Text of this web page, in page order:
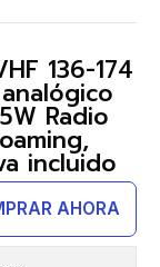
136-174
Radio
incluido
AHORA